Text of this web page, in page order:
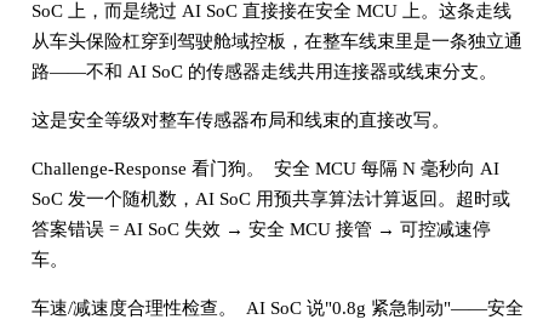
SoC 上，而是绕过 AI SoC 直接接在安全 MCU 上。这条走线
从车头保险杠穿到驾驶舱域控板，在整车线束里是一条独立通
路——不和 AI SoC 的传感器走线共用连接器或线束分支。
这是安全等级对整车传感器布局和线束的直接改写。
Challenge-Response 看门狗。 安全 MCU 每隔 N 毫秒向 AI
SoC 发一个随机数，AI SoC 用预共享算法计算返回。超时或
答案错误 = AI SoC 失效 → 安全 MCU 接管 → 可控减速停
车。
车速/减速度合理性检查。 AI SoC 说"0.8g 紧急制动"——安全